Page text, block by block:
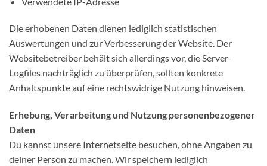
Die erhobenen Daten dienen lediglich statistischen
Auswertungen und zur Verbesserung der Website. Der
Websitebetreiber behält sich allerdings vor, die Server-
Logfiles nachträglich zu überprüfen, sollten konkrete
Anhaltspunkte auf eine rechtswidrige Nutzung hinweisen.
Erhebung, Verarbeitung und Nutzung personenbezogener
Daten
Du kannst unsere Internetseite besuchen, ohne Angaben zu
deiner Person zu machen. Wir speichern lediglich